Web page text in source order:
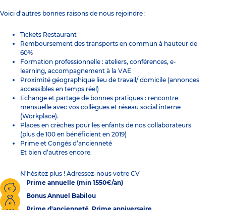
Voici d’autres bonnes raisons de nous rejoindre :
Tickets Restaurant
Remboursement des transports en commun à hauteur de
60%
Formation professionnelle : ateliers, conférences, e-
learning, accompagnement à la VAE
Proximité géographique lieu de travail/ domicile (annonces
accessibles en temps réel)
Echange et partage de bonnes pratiques : rencontre
mensuelle avec vos collègues et réseau social interne
(Workplace).
Places en crèches pour les enfants de nos collaborateurs
(plus de 100 en bénéficient en 2019)
Prime et Congés d’ancienneté
Et bien d’autres encore.
N'hésitez plus ! Adressez-nous votre CV
Prime annuelle (min 1550€/an)
Bonus Annuel Babilou